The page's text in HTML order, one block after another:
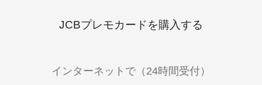
JCBプレモカードを購入する
インターネットで（24時間受付）